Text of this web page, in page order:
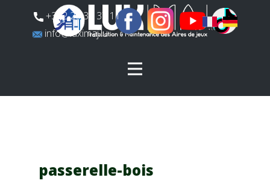
​+352 26 31 37 11
​info@luximaj.lu
passerelle-bois